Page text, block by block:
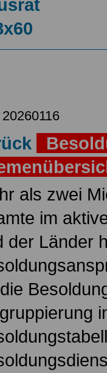
als zwei
im
der Länder